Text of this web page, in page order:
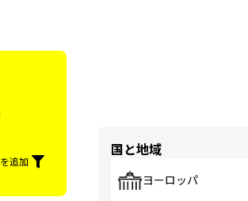
追加
国と地域
ヨーロッパ